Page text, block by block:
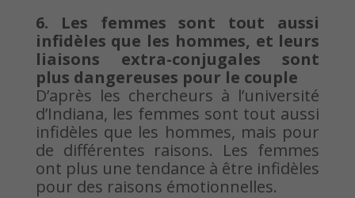
6. Les femmes sont tout aussi
infidèles que les hommes, et leurs
liaisons extra-conjugales sont
plus dangereuses pour le couple
D’après les chercheurs à l’université
d’Indiana, les femmes sont tout aussi
infidèles que les hommes, mais pour
de différentes raisons. Les femmes
ont plus une tendance à être infidèles
pour des raisons émotionnelles.